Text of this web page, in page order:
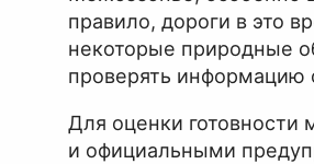
правило, дороги в это
некоторые природные
проверять информацию
Для оценки готовности
и официальными